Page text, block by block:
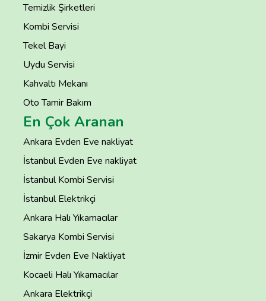
Temizlik Şirketleri
Kombi Servisi
Tekel Bayi
Uydu Servisi
Kahvaltı Mekanı
Oto Tamir Bakım
En Çok Aranan
Ankara Evden Eve nakliyat
İstanbul Evden Eve nakliyat
İstanbul Kombi Servisi
İstanbul Elektrikçi
Ankara Halı Yıkamacılar
Sakarya Kombi Servisi
İzmir Evden Eve Nakliyat
Kocaeli Halı Yıkamacılar
Ankara Elektrikçi